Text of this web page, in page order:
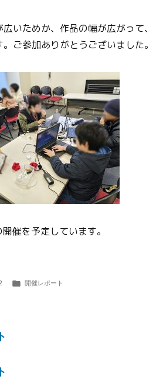
いためか、作品の幅が広がって、
ご参加ありがとうございました。
催を予定しています。
カ
開催レポート